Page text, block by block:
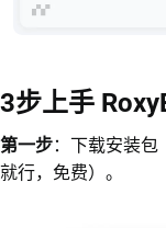
3步上手
第一步：下载安装
就行，免费）。